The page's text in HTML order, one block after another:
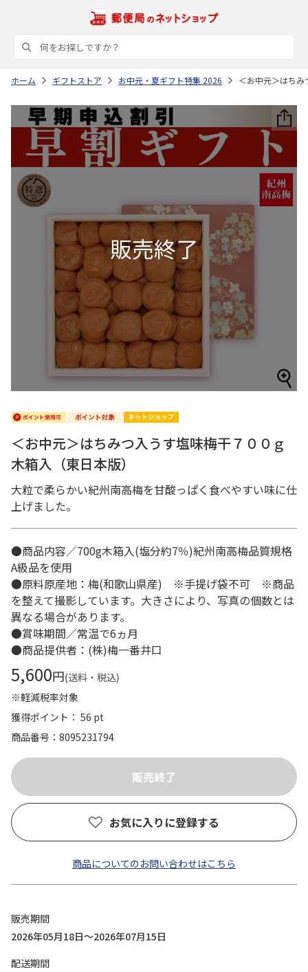
ホーム ギフトストア お中元・夏ギフト特集 2026 ＜お中元＞はち
＜お中元＞はちみつ入うす塩味梅干７００ｇ
木箱入（東日本版）
大粒で柔らかい紀州南高梅を甘酸っぱく食べやすい味に仕
上げました。
●商品内容／700g木箱入(塩分約7％)紀州南高梅品質規格
A級品を使用
●原料原産地：梅(和歌山県産) ※手提げ袋不可 ※商品
を整えて撮影しています。大きさにより、写真の個数とは
異なる場合があります。
●賞味期間／常温で6ヵ月
●商品提供者：(株)梅一番井口
5,600円(送料・税込)
※軽減税率対象
獲得ポイント： 56 pt
商品番号
8095231794
お気に入りに登録する
商品についてのお問い合わせはこちら
販売期間
2026年05月18日～2026年07月15日
配送期間